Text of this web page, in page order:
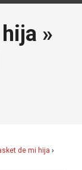
»
de mi hija ›